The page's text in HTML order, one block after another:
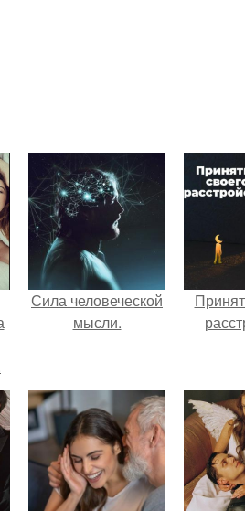
Сила человеческой
мысли.